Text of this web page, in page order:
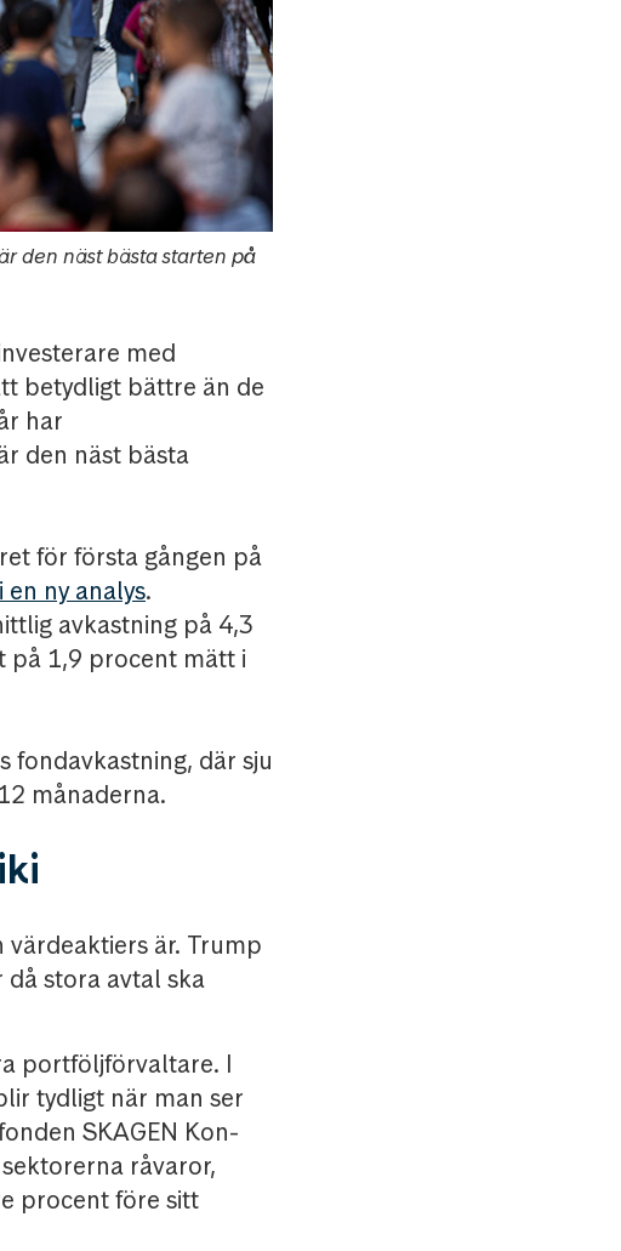
den näst bästa starten på
med
betydligt bättre än de
har
den näst bästa
för första gången på
ny analys.
avkastning på 4,3
på 1,9 procent mätt i
fondavkastning, där sju
månaderna.
är. Trump
stora avtal ska
portföljförvaltare. I
tydligt när man ser
SKAGEN Kon-
råvaror,
procent före sitt